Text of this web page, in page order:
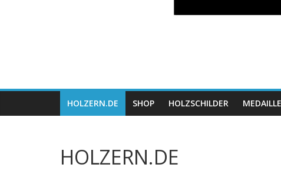
HOLZERN.DE SHOP HOLZSCHILDER
HOLZERN.DE